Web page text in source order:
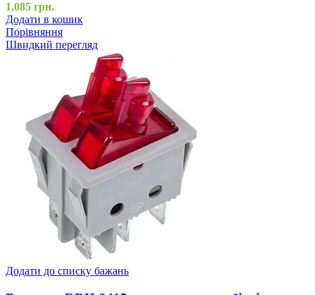
1,085 грн.
Додати в кошик
Порівняння
Швидкий перегляд
Додати до списку бажань